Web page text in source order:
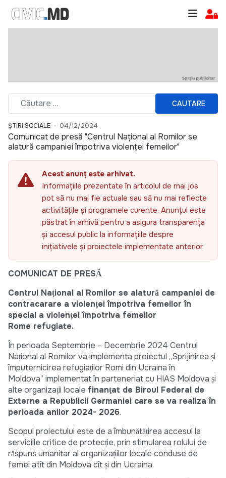
CAUTARE
ȘTIRI SOCIALE 04/12/2024
Comunicat de presă "Centrul Național al Romilor se
alatură campaniei împotriva violenței femeilor"
Acest anunț este arhivat.
Informațiile prezentate în articolul de mai jos
pot să nu mai fie actuale sau să nu mai reflecte
activitățile și programele curente. Anunțul este
păstrat în arhivă pentru a asigura transparența
și accesul public la informațiile despre
inițiativele și proiectele implementate anterior.
COMUNICAT DE PRESĂ
Centrul Național al Romilor se alatură campaniei de
contracarare a violenței împotriva femeilor în
special a violenței împotriva femeilor
Rome refugiate.
În perioada Septembrie – Decembrie 2024 Centrul
Național al Romilor va implementa proiectul „Sprijinirea și
împuternicirea refugiaților Romi din Ucraina în
Moldova” implementat în parteneriat cu HIAS Moldova și
alte organizații locale finanţat de Biroul Federal de
Externe a Republicii Germaniei care se va realiza în
perioada anilor 2024- 2026.
Scopul proiectului este de a îmbunătățirea accesul la
serviciile critice de protecție, prin stimularea rolului de
răspuns umanitar al organizațiilor locale conduse de
femei atît din Moldova cît și din Ucraina.